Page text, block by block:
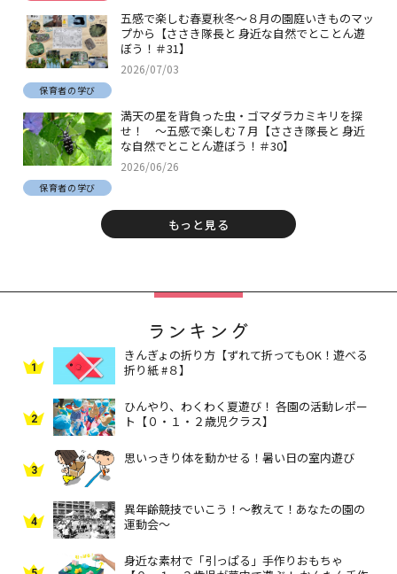
五感で楽しむ春夏秋冬～８月の園庭いきものマッ
プから【ささき隊長と 身近な自然でとことん遊
ぼう！＃31】
2026/07/03
保育者の学び
満天の星を背負った虫・ゴマダラカミキリを探
せ！ ～五感で楽しむ７月【ささき隊長と 身近
な自然でとことん遊ぼう！＃30】
2026/06/26
保育者の学び
もっと見る
ランキング
1
きんぎょの折り方【ずれて折ってもOK！遊べる
折り紙 #８】
2
ひんやり、わくわく夏遊び！ 各園の活動レポー
ト【０・１・２歳児クラス】
3
思いっきり体を動かせる！暑い日の室内遊び
4
異年齢競技でいこう！～教えて！あなたの園の
運動会～
身近な素材で「引っぱる」手作りおもちゃ